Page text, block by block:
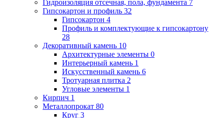
Гидроизоляция отсечная, пола, фундамента 7
Гипсокартон и профиль 32
Гипсокартон 4
Профиль и комплектующие к гипсокартону
28
Декоративный камень 10
Архитектурные элементы 0
Интерьерный камень 1
Искусственный камень 6
Тротуарная плитка 2
Угловые элементы 1
Кирпич 1
Металлопрокат 80
Круг 3